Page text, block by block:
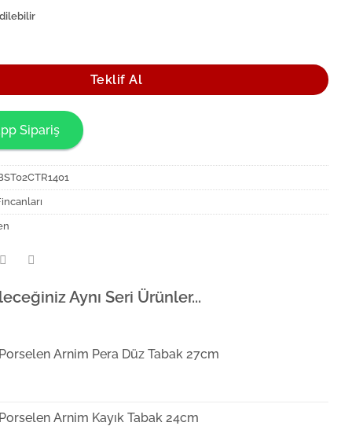
Çay Fincanı ve Tabağı 185cc adet
Teklif Al
Sipariş
Aynı Seri Ürünler...
Arnim Pera Düz Tabak 27cm
Arnim Kayık Tabak 24cm